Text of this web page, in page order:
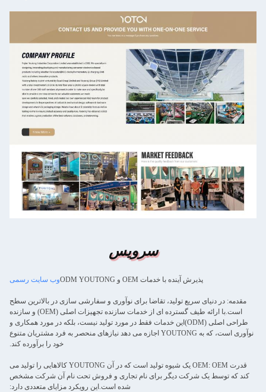
سرویس
پذیرش آینده با خدمات OEM و ODM YOUTONG وب سایت رسمی
مقدمه: در دنیای سریع تولید، تقاضا برای نوآوری و سفارشی سازی در بالاترین سطح
است.با ارائه طیف گسترده ای از خدمات سازنده تجهیزات اصلی (OEM) و سازنده
طراحی اصلی (ODM)این خدمات فقط در مورد تولید نیست، بلکه در مورد همکاری و
نوآوری است، که به YOUTONG اجازه می دهد نیازهای منحصر به فرد مشتریان متنوع
خود را برآورده کند.
قدرت OEM: OEM یک شیوه تولید است که در آن YOUTONG کالاهایی را تولید می
کند که توسط یک شرکت دیگر برای نام تجاری و فروش تحت نام آن شرکت مشخص
شده است.این رویکرد مزایای متعددی دارد: